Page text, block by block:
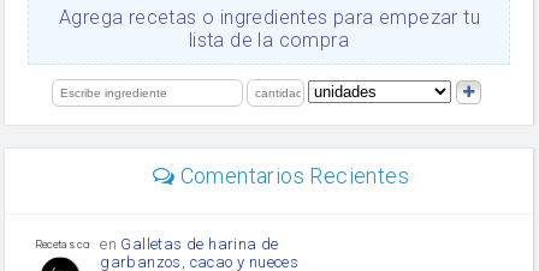
Ajos
Levadura
limón
Agrega recetas o ingredientes para empezar tu
lista de la compra
Comentarios Recientes
Recetas con sazon
en Galletas de harina de
garbanzos, cacao y nueces